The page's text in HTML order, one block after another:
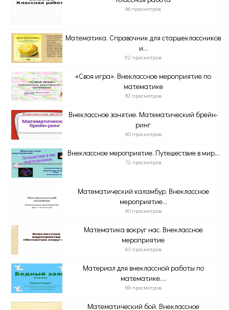
66 просмотров
Математика. Справочник для старшеклассников
и...
92 просмотров
«Своя игра». Внеклассное мероприятие по
математике
82 просмотров
Внеклассное занятие. Математический брейн-
ринг
60 просмотров
Внеклассное мероприятие. Путешествие в мир...
72 просмотров
Математический каламбур. Внеклассное
мероприятие...
60 просмотров
Математика вокруг нас. Внеклассное
мероприятие
63 просмотров
Материал для внеклассной работы по
математике....
69 просмотров
Математический бой. Внеклассное